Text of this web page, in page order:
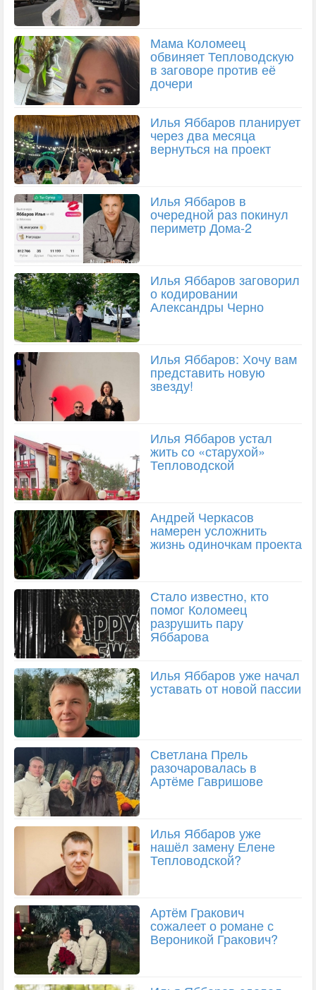
Мама Коломеец
обвиняет Тепловодскую
в заговоре против её
дочери
Илья Яббаров планирует
через два месяца
вернуться на проект
Илья Яббаров в
очередной раз покинул
периметр Дома-2
Илья Яббаров заговорил
о кодировании
Александры Черно
Илья Яббаров: Хочу вам
представить новую
звезду!
Илья Яббаров устал
жить со «старухой»
Тепловодской
Андрей Черкасов
намерен усложнить
жизнь одиночкам проекта
Стало известно, кто
помог Коломеец
разрушить пару
Яббарова
Илья Яббаров уже начал
уставать от новой пассии
Светлана Прель
разочаровалась в
Артёме Гавришове
Илья Яббаров уже
нашёл замену Елене
Тепловодской?
Артём Гракович
сожалеет о романе с
Вероникой Гракович?